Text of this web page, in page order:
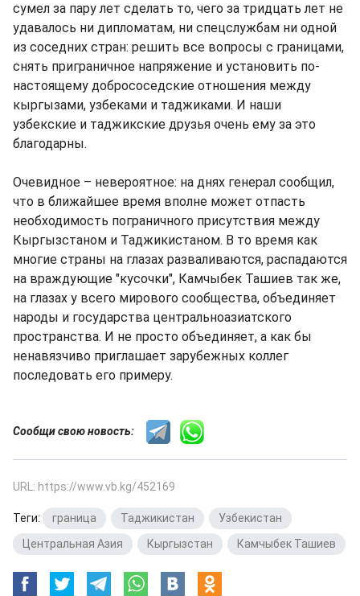
сумел за пару лет сделать то, чего за тридцать лет не
удавалось ни дипломатам, ни спецслужбам ни одной
из соседних стран: решить все вопросы с границами,
снять приграничное напряжение и установить по-
настоящему добрососедские отношения между
кыргызами, узбеками и таджиками. И наши
узбекские и таджикские друзья очень ему за это
благодарны.
Очевидное – невероятное: на днях генерал сообщил,
что в ближайшее время вполне может отпасть
необходимость пограничного присутствия между
Кыргызстаном и Таджикистаном. В то время как
многие страны на глазах разваливаются, распадаются
на враждующие "кусочки", Камчыбек Ташиев так же,
на глазах у всего мирового сообщества, объединяет
народы и государства центральноазиатского
пространства. И не просто объединяет, а как бы
ненавязчиво приглашает зарубежных коллег
последовать его примеру.
Сообщи свою новость:
URL: https://www.vb.kg/452169
Теги: граница Таджикистан Узбекистан
Центральная Азия
Кыргызстан Камчыбек Ташиев